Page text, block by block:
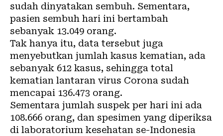
sudah dinyatakan sembuh. Sementara,
pasien sembuh hari ini bertambah
sebanyak 13.049 orang.
Tak hanya itu, data tersebut juga
menyebutkan jumlah kasus kematian, ada
sebanyak 612 kasus, sehingga total
kematian lantaran virus Corona sudah
mencapai 136.473 orang.
Sementara jumlah suspek per hari ini ada
108.666 orang, dan spesimen yang diperiksa
di laboratorium kesehatan se-Indonesia